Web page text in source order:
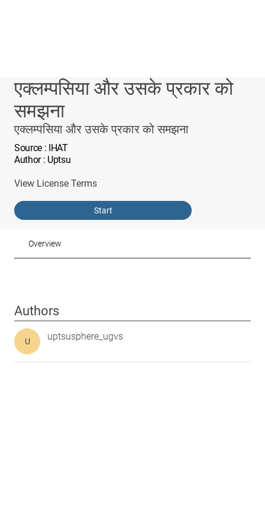
एक्लम्पसिया और उसके प्रकार को
समझना
एक्लम्पसिया और उसके प्रकार को समझना
Source : IHAT
Author: Uptsu
View License Terms
Start
Overview
Authors
U uptsusphere_ugvs